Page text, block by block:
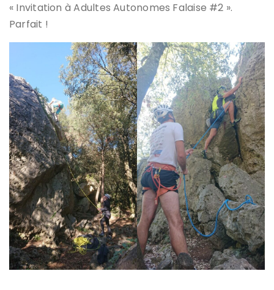
« Invitation à Adultes Autonomes Falaise #2 ».
Parfait !